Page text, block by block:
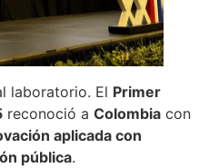
laboratorio. El Primer
reconoció a Colombia con
aplicada con
pública.